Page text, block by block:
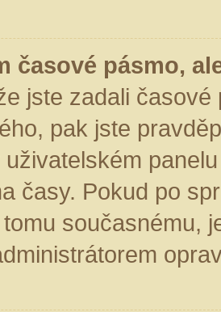
časové pásmo,
jste zadali
pak jste
časy. Pokud po
současnému,